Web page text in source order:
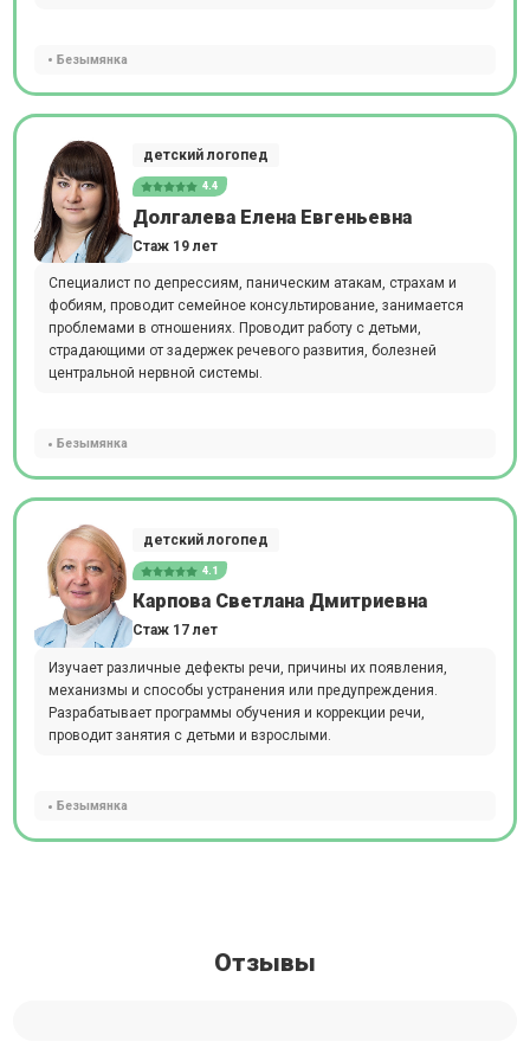
Безымянка
детский логопед
4.4
Долгалева Елена Евгеньевна
Стаж 19 лет
Специалист по депрессиям, паническим атакам, страхам и
фобиям, проводит семейное консультирование, занимается
проблемами в отношениях. Проводит работу с детьми,
страдающими от задержек речевого развития, болезней
центральной нервной системы.
Безымянка
детский логопед
4.1
Карпова Светлана Дмитриевна
Стаж 17 лет
Изучает различные дефекты речи, причины их появления,
механизмы и способы устранения или предупреждения.
Разрабатывает программы обучения и коррекции речи,
проводит занятия с детьми и взрослыми.
Безымянка
Отзывы